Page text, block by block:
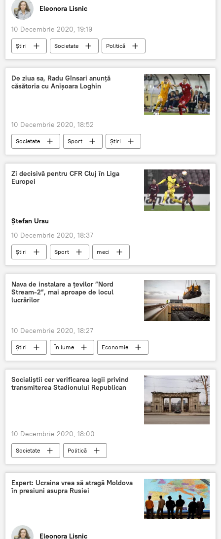
Eleonora Lisnic
10 Decembrie 2020, 19:19
Știri Societate
Politică
sarbatoare
evrei
De ziua sa, Radu Gînsari anunță
căsătoria cu Anișoara Loghin
10 Decembrie 2020, 18:52
Societate Sport
Știri
căsătorie
Radu Gînsari
Anișoara Loghin
Zi decisivă pentru CFR Cluj în Liga
Europei
Ștefan Ursu
10 Decembrie 2020, 18:37
Știri Sport
meci
Liga Europei
Nava de instalare a țevilor ”Nord
Stream-2”, mai aproape de locul
lucrărilor
10 Decembrie 2020, 18:27
Știri În lume
Economie
Rusia
Relații internaționale
gazoduct
nava
instalare
țevi
Socialiștii cer verificarea legii privind
transmiterea Stadionului Republican
10 Decembrie 2020, 18:00
Societate
Politică
Stadionul Republican
Ambasada SUA
PSRM
Curtea Constituțională
Expert: Ucraina vrea să atragă Moldova
în presiuni asupra Rusiei
Eleonora Lisnic